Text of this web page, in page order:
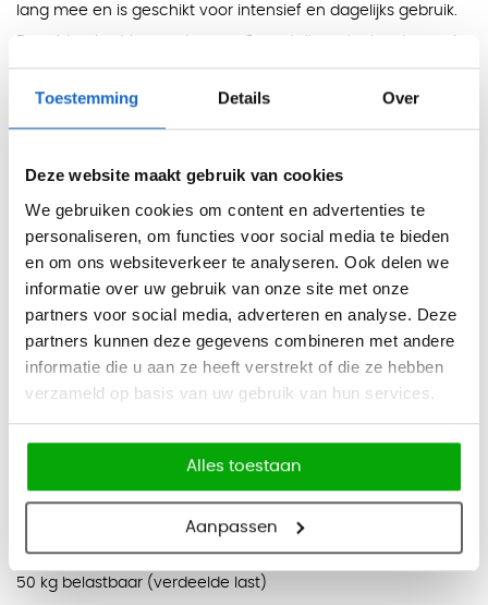
Toestemming Details Over
Deze website maakt gebruik van cookies
We gebruiken cookies om content en advertenties te
personaliseren, om functies voor social media te bieden
en om ons websiteverkeer te analyseren. Ook delen we
informatie over uw gebruik van onze site met onze
partners voor social media, adverteren en analyse. Deze
partners kunnen deze gegevens combineren met andere
informatie die u aan ze heeft verstrekt of die ze hebben
verzameld op basis van uw gebruik van hun services.
Alles toestaan
Aanpassen
lang mee en is geschikt voor intensief en dagelijks gebruik.
afsluitbaar door middel van een cilinderslot (incl. 2 sleutels).
Door de hoogte van 135cm kan de kast niet alleen tegen de
muur geplaatst worden, maar is deze ook ideaal geschikt
Afmetingen:- H135 x B120 x D45cm
Specificaties: - Voorzien van cilinderslot met 2 sleutels,
- Volledig gelaste stalen constructie
- Afgewerkt met een krasvaste poedercoating
- Vlamdovende PVC roldeuren met metalen eindlamel
- Volledig vlakke bodem door toepassing van een
- Voorzien van 4 justeerdoppen voor perfect pas stellen
- Inclusief 3 systeemlegborden per kast, geschikt voor
- Legborden verstelbaar met een interval van 35 mm, en tot
50 kg belastbaar (verdeelde last)